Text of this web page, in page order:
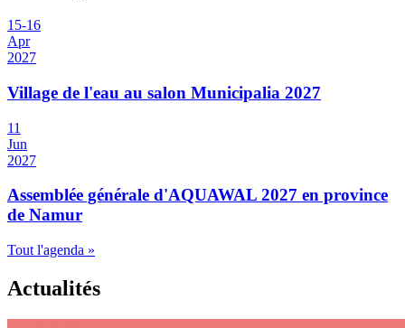
15-16
Apr
2027
Village de l'eau au salon Municipalia 2027
11
Jun
2027
Assemblée générale d'AQUAWAL 2027 en province
de Namur
Tout l'agenda »
Actualités